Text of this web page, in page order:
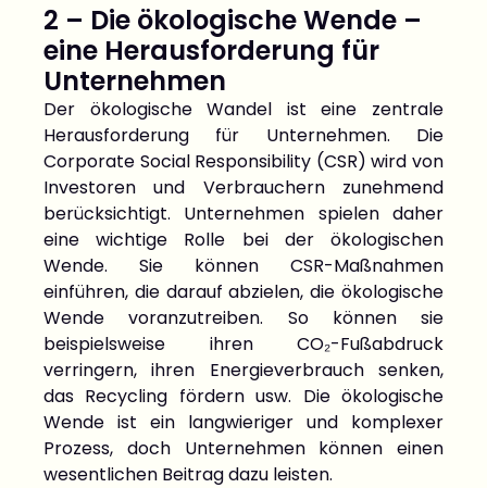
2 – Die ökologische Wende –
eine Herausforderung für
Unternehmen
Der ökologische Wandel ist eine zentrale
Herausforderung für Unternehmen. Die
Corporate Social Responsibility (CSR) wird von
Investoren und Verbrauchern zunehmend
berücksichtigt. Unternehmen spielen daher
eine wichtige Rolle bei der ökologischen
Wende. Sie können CSR-Maßnahmen
einführen, die darauf abzielen, die ökologische
Wende voranzutreiben. So können sie
beispielsweise ihren CO₂-Fußabdruck
verringern, ihren Energieverbrauch senken,
das Recycling fördern usw. Die ökologische
Wende ist ein langwieriger und komplexer
Prozess, doch Unternehmen können einen
wesentlichen Beitrag dazu leisten.